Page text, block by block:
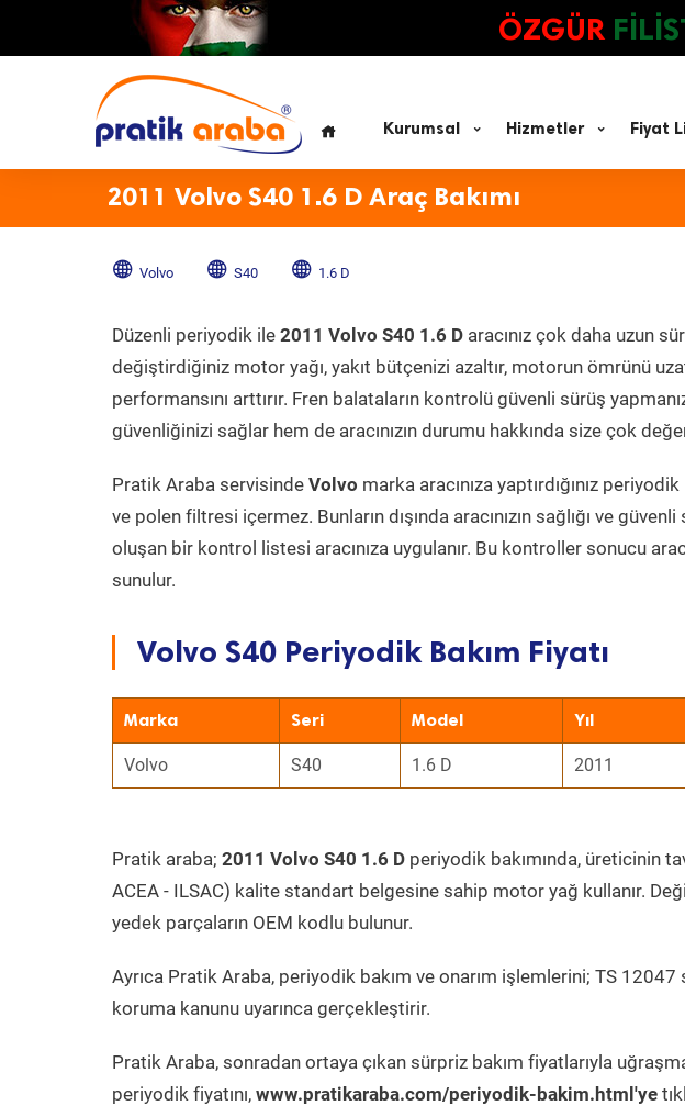
ÖZGÜR
Kurumsal Hizmetler Fiyat
2011 Volvo S40 1.6 D Araç Bakımı
Volvo S40 1.6 D
Düzenli periyodik ile 2011 Volvo S40 1.6 D aracınız çok daha uzun
değiştirdiğiniz motor yağı, yakıt bütçenizi azaltır, motorun ömrünü
performansını arttırır. Fren balataların kontrolü güvenli sürüş
güvenliğinizi sağlar hem de aracınızın durumu hakkında size çok
Pratik Araba servisinde Volvo marka aracınıza yaptırdığınız
ve polen filtresi içermez. Bunların dışında aracınızın sağlığı ve
oluşan bir kontrol listesi aracınıza uygulanır. Bu kontroller sonucu
sunulur.
Volvo S40 Periyodik Bakım Fiyatı
Marka Seri Model Yıl
Volvo S40 1.6 D 2011
Pratik araba; 2011 Volvo S40 1.6 D periyodik bakımında, üreticinin
ACEA - ILSAC) kalite standart belgesine sahip motor yağ kullanır.
yedek parçaların OEM kodlu bulunur.
Ayrıca Pratik Araba, periyodik bakım ve onarım işlemlerini; TS 12047
koruma kanunu uyarınca gerçekleştirir.
Pratik Araba, sonradan ortaya çıkan sürpriz bakım fiyatlarıyla
periyodik fiyatını, www.pratikaraba.com/periyodik-bakim.html'ye